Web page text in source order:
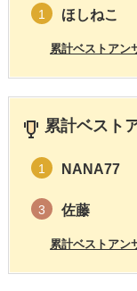
1 ほしねこ
累計ベストアン
累計ベスト
1 NANA77
3 佐藤
累計ベストアン